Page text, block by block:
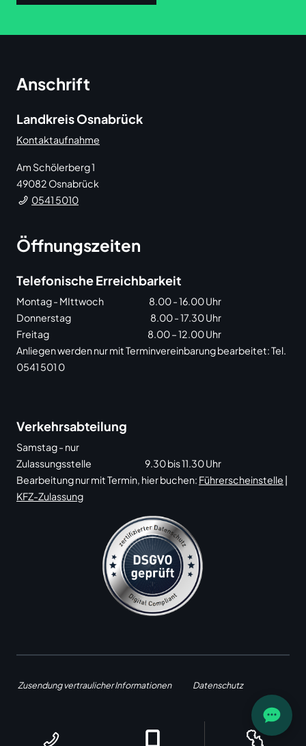
Anschrift
Landkreis Osnabrück
Kontaktaufnahme
Am Schölerberg 1
49082 Osnabrück
0541 5010
Öffnungszeiten
Telefonische Erreichbarkeit
Montag - MIttwoch
8.00 - 16.00 Uhr
Donnerstag
8.00 - 17.30 Uhr
Freitag
8.00 – 12.00 Uhr
Anliegen werden nur mit Terminvereinbarung bearbeitet: Tel.
0541 501 0
Verkehrsabteilung
Samstag - nur
Zulassungsstelle
9.30 bis 11.30 Uhr
Bearbeitung nur mit Termin, hier buchen: Führerscheinstelle |
KFZ-Zulassung
Zusendung vertraulicher Informationen Datenschutz